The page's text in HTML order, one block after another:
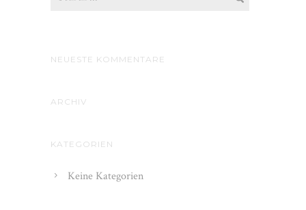
NEUESTE KOMMENTARE
ARCHIV
KATEGORIEN
Keine Kategorien